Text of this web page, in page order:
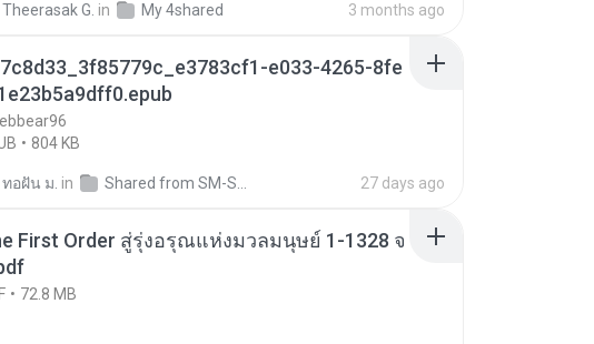
Theerasak G. in My 4shared 3 months ago
e033-4265-8fe
804 KB
ทอฝัน ม. in 27 days ago
First Order สู่รุ่งอรุณแห่งมวลมนุษย์ 1-1328 จ
72.8 MB